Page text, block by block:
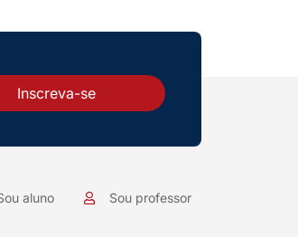
Inscreva-se
aluno Sou professor